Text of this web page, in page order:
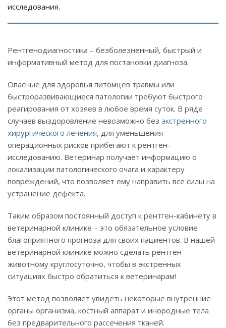
исследования.
Рентгенодиагностика – безболезненный, быстрый и
информативный метод для постановки диагноза.
Опасные для здоровья питомцев травмы или
быстроразвивающиеся патологии требуют быстрого
реагирования от хозяев в любое время суток. В ряде
случаев выздоровление невозможно без экстренного
хирургического лечения, для уменьшения
операционных рисков прибегают к рентген-
исследованию. Ветеринар получает информацию о
локализации патологического очага и характеру
повреждений, что позволяет ему направить все силы на
устранение дефекта.
Таким образом постоянный доступ к рентген-кабинету в
ветеринарной клинике – это обязательное условие
благоприятного прогноза для своих пациентов. В нашей
ветеринарной клинике можно сделать рентген
животному круглосуточно, чтобы в экстренных
ситуациях быстро обратиться к ветеринарам!
Этот метод позволяет увидеть некоторые внутренние
органы организма, костный аппарат и инородные тела
без предварительного рассечения тканей.